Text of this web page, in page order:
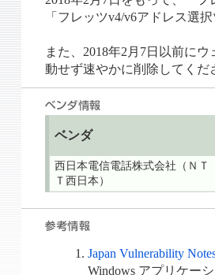
「フレッツv4/v6アドレス選
また、2018年2月7日以前に
動せず速やかに削除してくだ
ベンダ
西日本電信電話株式会社（ＮＴ
Ｔ西日本）
Japan Vulnerability
Windows アプリケー